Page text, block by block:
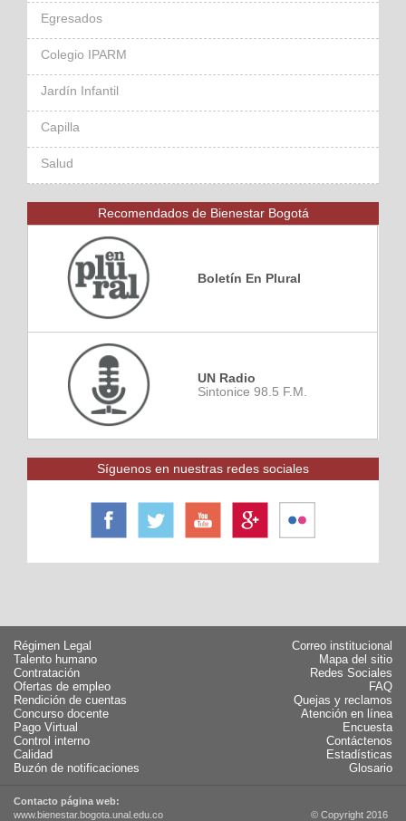
Egresados
Colegio IPARM
Jardín Infantil
Capilla
Salud
Recomendados de Bienestar Bogotá
Boletín En Plural
UN Radio
Sintonice 98.5 F.M.
Síguenos en nuestras redes sociales
Régimen Legal
Talento humano
Contratación
Ofertas de empleo
Rendición de cuentas
Concurso docente
Pago Virtual
Control interno
Calidad
Buzón de notificaciones
Correo institucional
Mapa del sitio
Redes Sociales
FAQ
Quejas y reclamos
Atención en línea
Encuesta
Contáctenos
Estadísticas
Glosario
Contacto página web:
www.bienestar.bogota.unal.edu.co
© Copyright 2016